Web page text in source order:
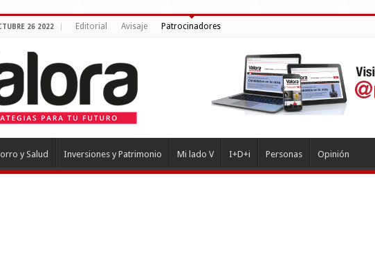
26 2022 Editorial Avisaje Patrocinadores
y Salud Inversiones y Patrimonio Mi lado V I+D+i Personas Opinión